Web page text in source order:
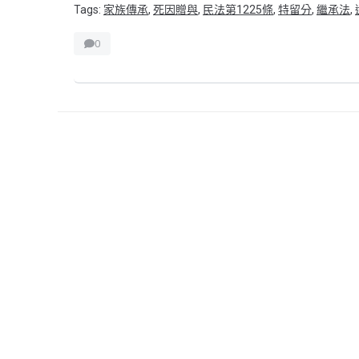
Tags: 家族傳承, 死因贈與, 民法第1225條, 特留分, 繼承法,
0